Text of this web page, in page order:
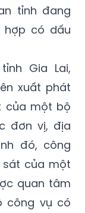
tỉnh đang
hợp có dấu
Gia Lai,
xuất phát
của một bộ
đơn vị, địa
đó, công
của một
quan tâm
công vụ có